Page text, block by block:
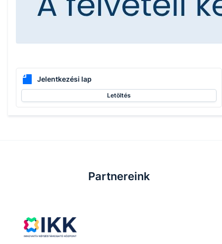
Jelentkezési lap
Letöltés
Partnereink